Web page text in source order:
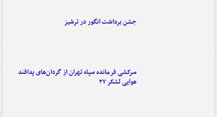
جشن برداشت انگور در ترشیز
سرکشی فرمانده سپاه تهران از گردان‌های پدافند
هوایی لشکر ۲۷